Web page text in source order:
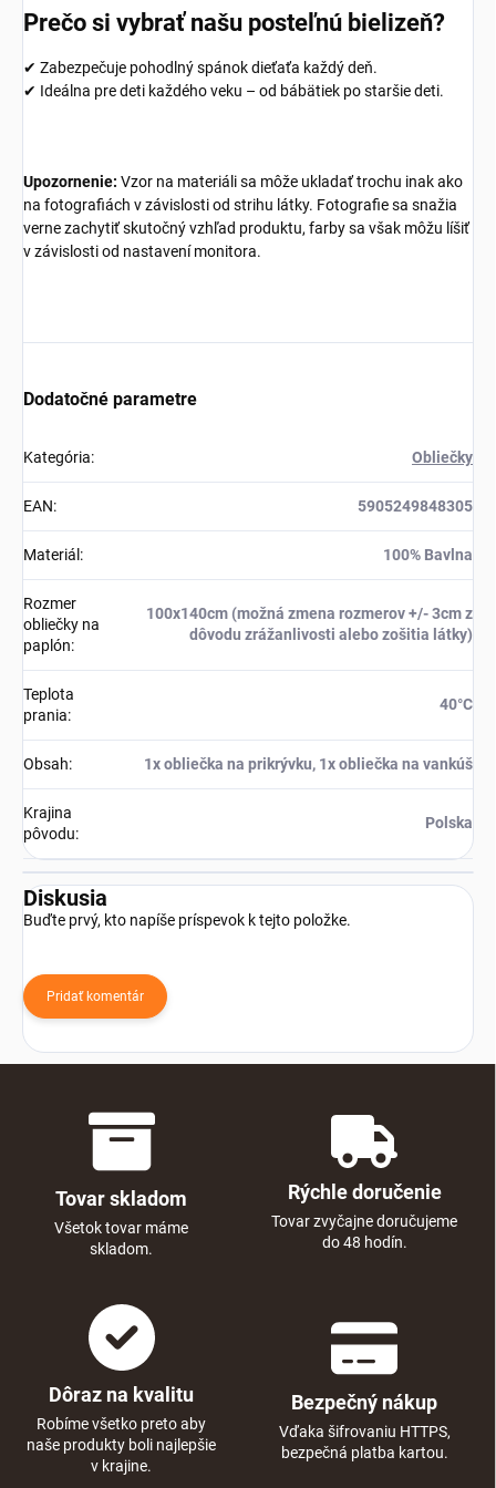
Prečo si vybrať našu posteľnú bielizeň?
✔ Zabezpečuje pohodlný spánok dieťaťa každý deň.
✔ Ideálna pre deti každého veku – od bábätiek po staršie deti.
Upozornenie: Vzor na materiáli sa môže ukladať trochu inak ako
na fotografiách v závislosti od strihu látky. Fotografie sa snažia
verne zachytiť skutočný vzhľad produktu, farby sa však môžu líšiť
v závislosti od nastavení monitora.
Dodatočné parametre
Kategória: Obliečky
EAN: 5905249848305
Materiál : 100% Bavlna
Rozmer
obliečky na
paplón:
100x140cm (možná zmena rozmerov +/- 3cm z
dôvodu zrážanlivosti alebo zošitia látky)
Teplota
prania:
40°C
Obsah: 1x obliečka na prikrývku, 1x obliečka na vankúš
Krajina
pôvodu:
Polska
Diskusia
Buďte prvý, kto napíše príspevok k tejto položke.
Pridať komentár
Tovar skladom
Všetok tovar máme
skladom.
Rýchle doručenie
Tovar zvyčajne doručujeme
do 48 hodín.
Dôraz na kvalitu
Robíme všetko preto aby
naše produkty boli najlepšie
v krajine.
Bezpečný nákup
Vďaka šifrovaniu HTTPS,
bezpečná platba kartou.